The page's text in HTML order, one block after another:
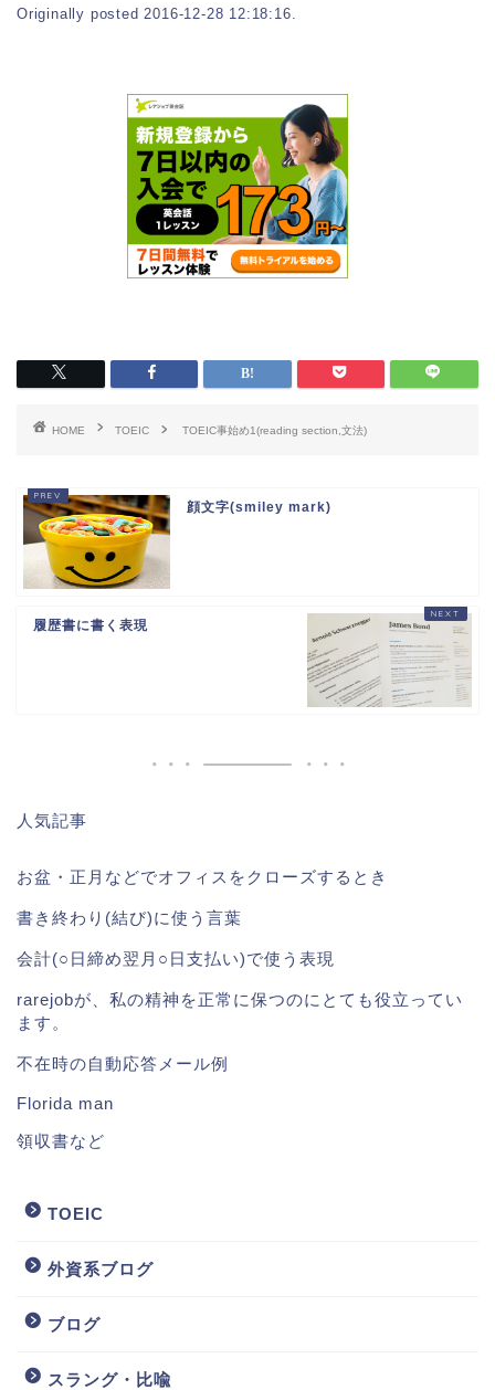
Originally posted 2016-12-28 12:18:16.
HOME TOEIC TOEIC事始め1(reading section,文法)
顔文字(smiley mark)
履歴書に書く表現
人気記事
お盆・正月などでオフィスをクローズするとき
書き終わり(結び)に使う言葉
会計(○日締め翌月○日支払い)で使う表現
rarejobが、私の精神を正常に保つのにとても役立ってい
ます。
不在時の自動応答メール例
Florida man
領収書など
TOEIC
外資系ブログ
ブログ
スラング・比喩